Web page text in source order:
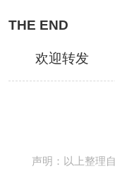
THE END
欢迎转发
声明：以上整理